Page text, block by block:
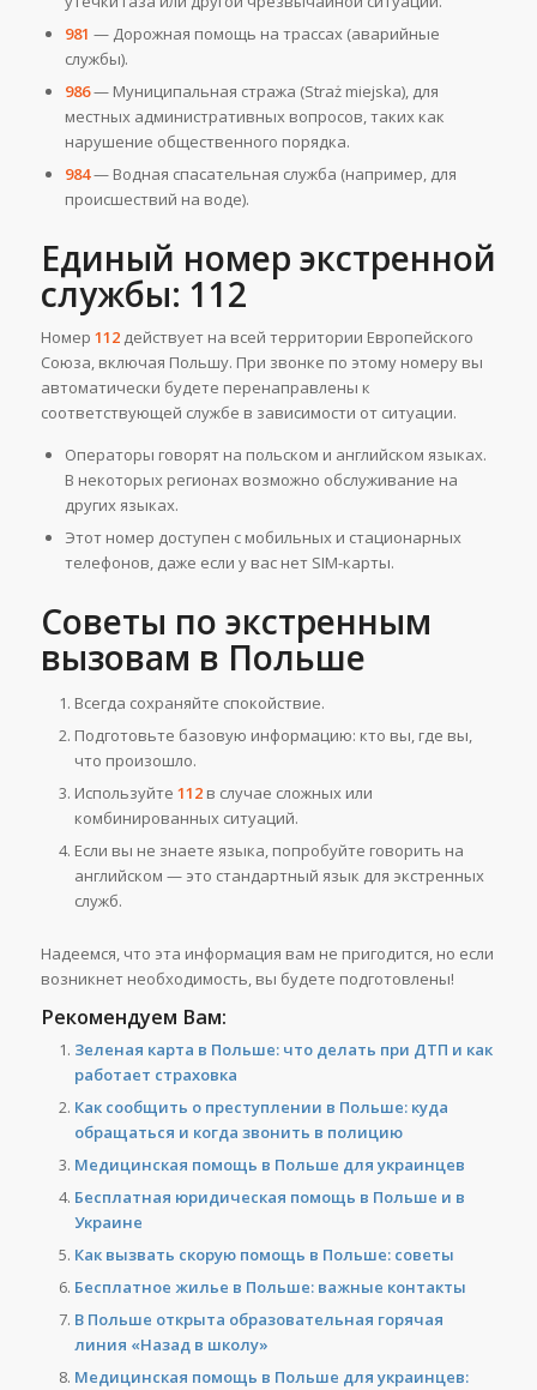
981 — Дорожная помощь на трассах (аварийные
службы).
986— Муниципальная стража (Straż miejska), для
местных административных вопросов, таких как
нарушение общественного порядка.
984— Водная спасательная служба (например, для
происшествий на воде).
Единый номер экстренной
службы: 112
Номер 112действует на всей территории Европейского
Союза, включая Польшу. При звонке по этому номеру вы
автоматически будете перенаправлены к
соответствующей службе в зависимости от ситуации.
Операторы говорят на польском и английском языках.
В некоторых регионах возможно обслуживание на
других языках.
Этот номер доступен с мобильных и стационарных
телефонов, даже если у вас нет SIM-карты.
Советы по экстренным
вызовам в Польше
Всегда сохраняйте спокойствие.
Подготовьте базовую информацию: кто вы, где вы,
что произошло.
Используйте 112в случае сложных или
комбинированных ситуаций.
Если вы не знаете языка, попробуйте говорить на
английском — это стандартный язык для экстренных
служб.
Надеемся, что эта информация вам не пригодится, но если
возникнет необходимость, вы будете подготовлены!
Рекомендуем Вам:
Зеленая карта в Польше: что делать при ДТП и как
работает страховка
Как сообщить о преступлении в Польше: куда
обращаться и когда звонить в полицию
Медицинская помощь в Польше для украинцев
Бесплатная юридическая помощь в Польше и в
Украине
Как вызвать скорую помощь в Польше: советы
Бесплатное жилье в Польше: важные контакты
В Польше открыта образовательная горячая
линия «Назад в школу»
Медицинская помощь в Польше для украинцев: